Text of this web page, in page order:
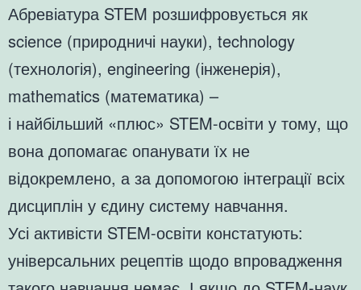
Абревіатура STEM розшифровується як
science (природничі науки), technology
(технологія), engineering (інженерія),
mathematics (математика) –
і найбільший «плюс» STEM-освіти у тому, що
вона допомагає опанувати їх не
відокремлено, а за допомогою інтеграції всіх
дисциплін у єдину систему навчання.
Усі активісти STEM-освіти констатують:
універсальних рецептів щодо впровадження